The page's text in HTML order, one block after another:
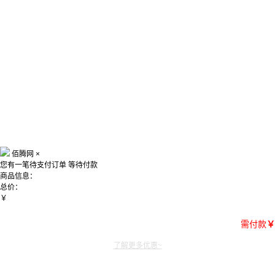
佰腾网 ×
您有一笔待支付订单 等待付款
商品信息：
总价：
￥
需付款￥
了解更多优惠~